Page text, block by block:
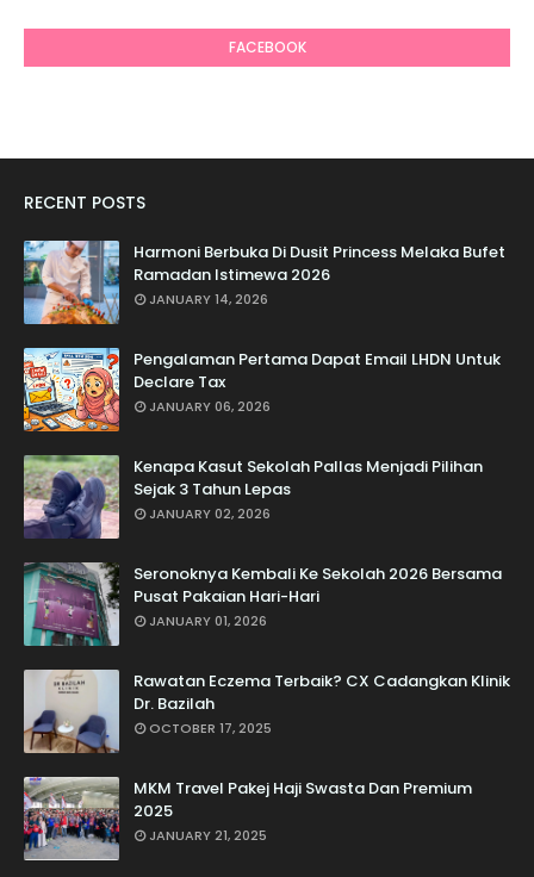
FACEBOOK
RECENT POSTS
Harmoni Berbuka Di Dusit Princess Melaka Bufet
Ramadan Istimewa 2026
JANUARY 14, 2026
Pengalaman Pertama Dapat Email LHDN Untuk
Declare Tax
JANUARY 06, 2026
Kenapa Kasut Sekolah Pallas Menjadi Pilihan
Sejak 3 Tahun Lepas
JANUARY 02, 2026
Seronoknya Kembali Ke Sekolah 2026 Bersama
Pusat Pakaian Hari-Hari
JANUARY 01, 2026
Rawatan Eczema Terbaik? CX Cadangkan Klinik
Dr. Bazilah
OCTOBER 17, 2025
MKM Travel Pakej Haji Swasta Dan Premium
2025
JANUARY 21, 2025